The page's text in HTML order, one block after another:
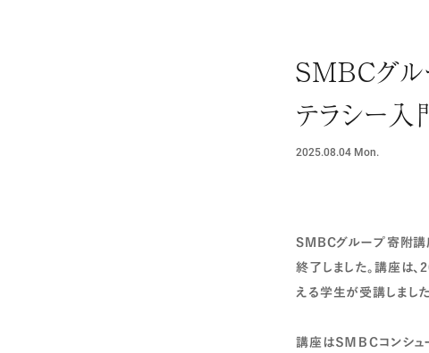
SMBCグル
テラシー入
2025.08.04 Mon.
SMBCグループ寄附講
終了しました。講座は
える学生が受講しました
講座はＳＭＢＣコンシ